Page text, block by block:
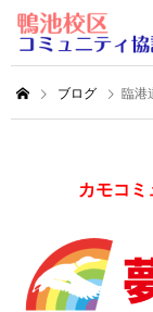
ブログ 臨港
カモコミ